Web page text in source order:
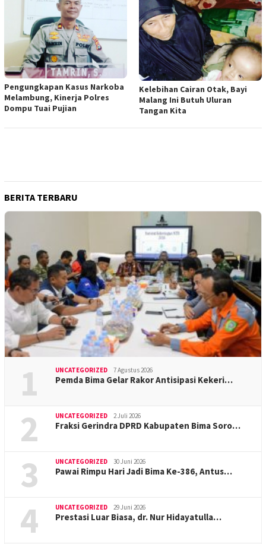
Pengungkapan Kasus Narkoba
Melambung, Kinerja Polres
Dompu Tuai Pujian
Kelebihan Cairan Otak, Bayi
Malang Ini Butuh Uluran
Tangan Kita
BERITA TERBARU
1 UNCATEGORIZED 7 Agustus 2026
Pemda Bima Gelar Rakor Antisipasi Kekeri…
2 UNCATEGORIZED 2 Juli 2026
Fraksi Gerindra DPRD Kabupaten Bima Soro…
3 UNCATEGORIZED 30 Juni 2026
Pawai Rimpu Hari Jadi Bima Ke-386, Antus…
4 UNCATEGORIZED 29 Juni 2026
Prestasi Luar Biasa, dr. Nur Hidayatulla…